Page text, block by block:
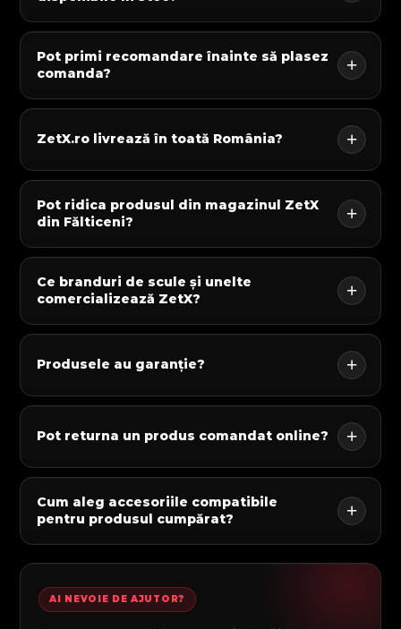
Pot primi recomandare înainte să plasez
comanda?
ZetX.ro livrează în toată România?
Pot ridica produsul din magazinul ZetX
din Fălticeni?
Ce branduri de scule și unelte
comercializează ZetX?
Produsele au garanție?
Pot returna un produs comandat online?
Cum aleg accesoriile compatibile
pentru produsul cumpărat?
AI NEVOIE DE AJUTOR?